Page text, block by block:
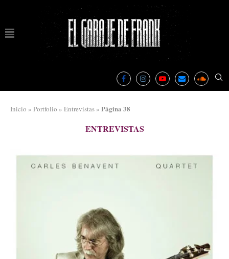
Inicio » Portfolio » Entrevistas » Página 38
ENTREVISTAS